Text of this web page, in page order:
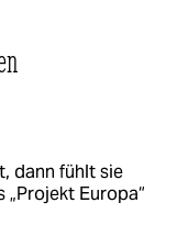
dann fühlt sie
Europa“